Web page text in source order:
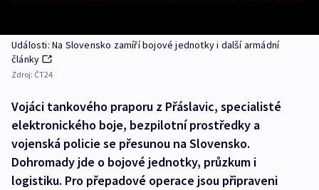
Události: Na Slovensko zamíří bojové jednotky i další armádní
články
Zdroj: ČT24
Vojáci tankového praporu z Přáslavic, specialisté
elektronického boje, bezpilotní prostředky a
vojenská policie se přesunou na Slovensko.
Dohromady jde o bojové jednotky, průzkum i
logistiku. Pro přepadové operace jsou připraveni